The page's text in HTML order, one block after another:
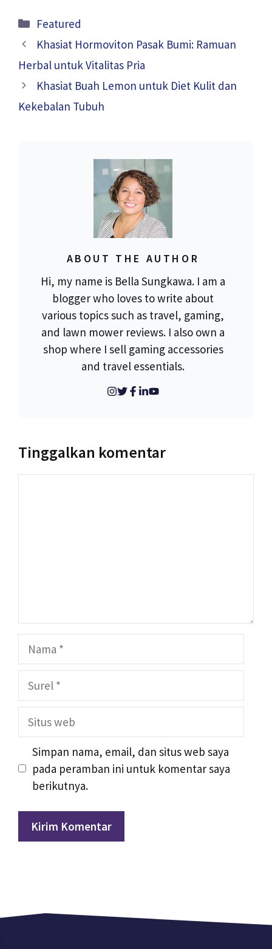
Kategori
Featured
Khasiat Hormoviton Pasak Bumi: Ramuan
Herbal untuk Vitalitas Pria
Khasiat Buah Lemon untuk Diet Kulit dan
Kekebalan Tubuh
ABOUT THE AUTHOR
Hi, my name is Bella Sungkawa. I am a
blogger who loves to write about
various topics such as travel, gaming,
and lawn mower reviews. I also own a
shop where I sell gaming accessories
and travel essentials.
Tinggalkan komentar
Nama
Surel
Situs
Simpan nama, email, dan situs web saya
pada peramban ini untuk komentar saya
berikutnya.